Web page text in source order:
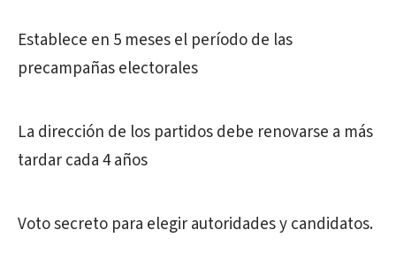
Establece en 5 meses el período de las
precampañas electorales
La dirección de los partidos debe renovarse a más
tardar cada 4 años
Voto secreto para elegir autoridades y candidatos.